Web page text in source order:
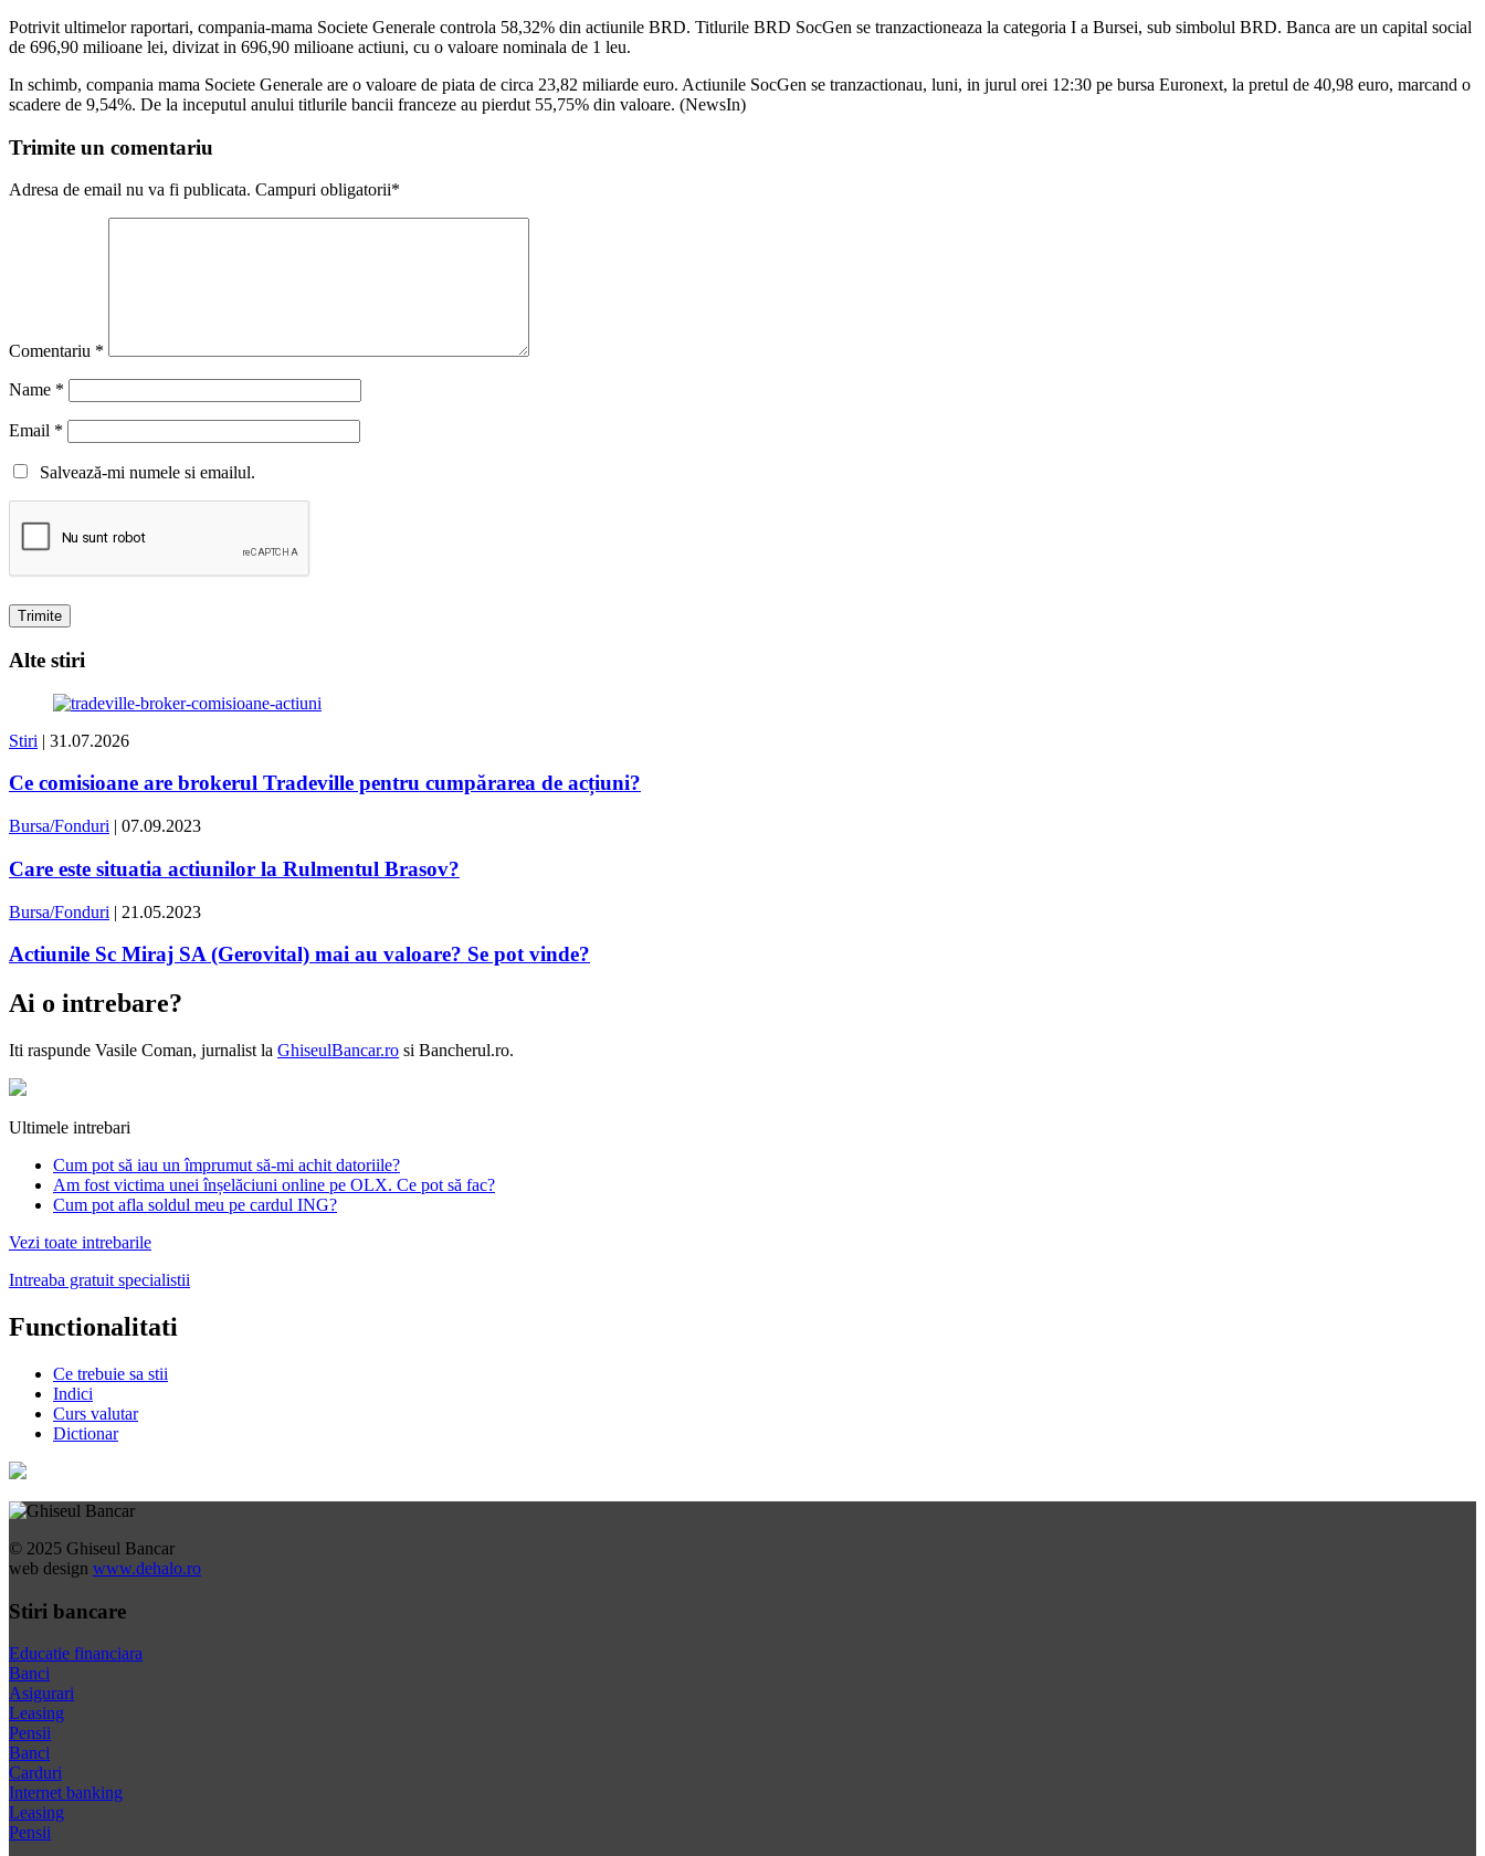
Potrivit ultimelor raportari, compania-mama Societe Generale controla 58,32% din actiunile BRD. Titlurile BRD SocGen se tranzactioneaza la categoria I a Bursei, sub simbolul BRD. Banca are un capital social
de 696,90 milioane lei, divizat in 696,90 milioane actiuni, cu o valoare nominala de 1 leu.
In schimb, compania mama Societe Generale are o valoare de piata de circa 23,82 miliarde euro. Actiunile SocGen se tranzactionau, luni, in jurul orei 12:30 pe bursa Euronext, la pretul de 40,98 euro, marcand o
scadere de 9,54%. De la inceputul anului titlurile bancii franceze au pierdut 55,75% din valoare. (NewsIn)
Trimite un comentariu
Adresa de email nu va fi publicata. Campuri obligatorii*
Comentariu *
Name *
Email *
Salvează-mi numele si emailul.
Alte stiri
Stiri | 31.07.2026
Ce comisioane are brokerul Tradeville pentru cumpărarea de acțiuni?
Bursa/Fonduri | 07.09.2023
Care este situatia actiunilor la Rulmentul Brasov?
Bursa/Fonduri | 21.05.2023
Actiunile Sc Miraj SA (Gerovital) mai au valoare? Se pot vinde?
Ai o intrebare?
Iti raspunde Vasile Coman, jurnalist la GhiseulBancar.ro si Bancherul.ro.
Ultimele intrebari
Cum pot să iau un împrumut să-mi achit datoriile?
Am fost victima unei înșelăciuni online pe OLX. Ce pot să fac?
Cum pot afla soldul meu pe cardul ING?
Vezi toate intrebarile
Intreaba gratuit specialistii
Functionalitati
Ce trebuie sa stii
Indici
Curs valutar
Dictionar
© 2025 Ghiseul Bancar
web design www.dehalo.ro
Stiri bancare
Educatie financiara
Banci
Asigurari
Leasing
Pensii
Banci
Carduri
Internet banking
Leasing
Pensii